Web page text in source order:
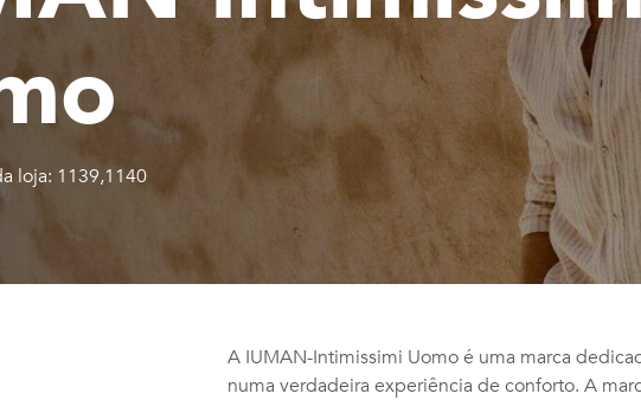
loja: 1139,1140
A IUMAN-Intimissimi Uomo é uma marca
numa verdadeira experiência de conforto. A